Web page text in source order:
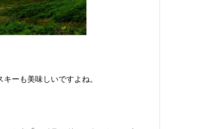
ーも美味しいですよね。
ルなビールのラベル